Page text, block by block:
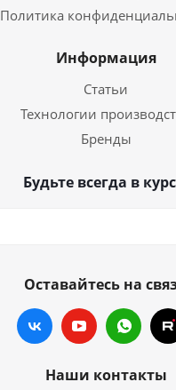
Политика
Информация
Статьи
Технологии
Бренды
Будьте всегда в
Оставайтесь на
Наши контакты